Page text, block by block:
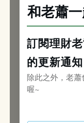
和老蕭
訂閱理財
的更新通知
除此之外，老
喔~